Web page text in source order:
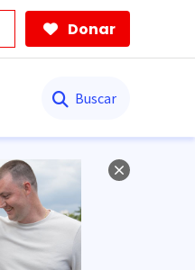
Donar